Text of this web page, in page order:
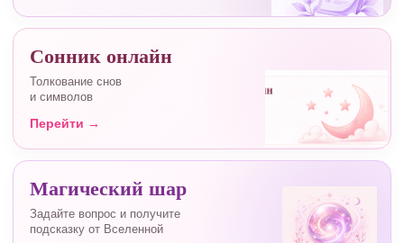
Сонник онлайн
Толкование снов
и символов
Перейти →
Магический шар
Задайте вопрос и получите
подсказку от Вселенной